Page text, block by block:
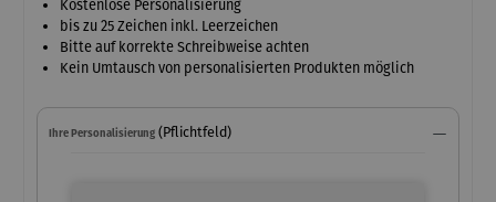
Kostenlose Personalisierung
bis zu 25 Zeichen inkl. Leerzeichen
Bitte auf korrekte Schreibweise achten
Kein Umtausch von personalisierten Produkten möglich
Ihre Personalisierung (Pflichtfeld)